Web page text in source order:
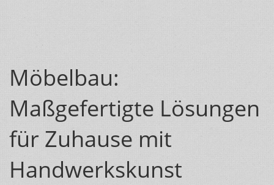
Möbelbau:
Maßgefertigte Lösungen
für Zuhause mit
Handwerkskunst